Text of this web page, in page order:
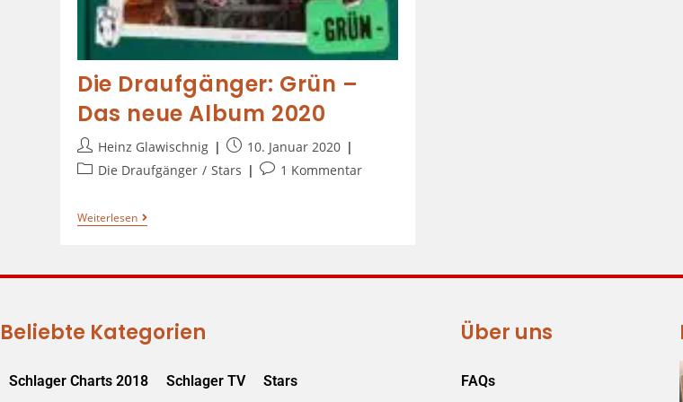
Die Draufgänger: Grün –
Das neue Album 2020
Heinz Glawischnig
10. Januar 2020
Die Draufgänger / Stars 1 Kommentar
Weiterlesen
Beliebte Kategorien
Schlager Charts 2018 Schlager TV Stars
Über uns
FAQs